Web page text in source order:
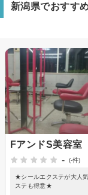
新潟県でおすす
FアンドS美容室
-
(-件)
★シールエクステが大人
ステも得意★